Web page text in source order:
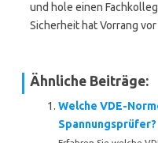
und hole einen
Sicherheit hat Vorrang
Ähnliche Beiträge:
Welche VDE-
Spannungsprüfer?